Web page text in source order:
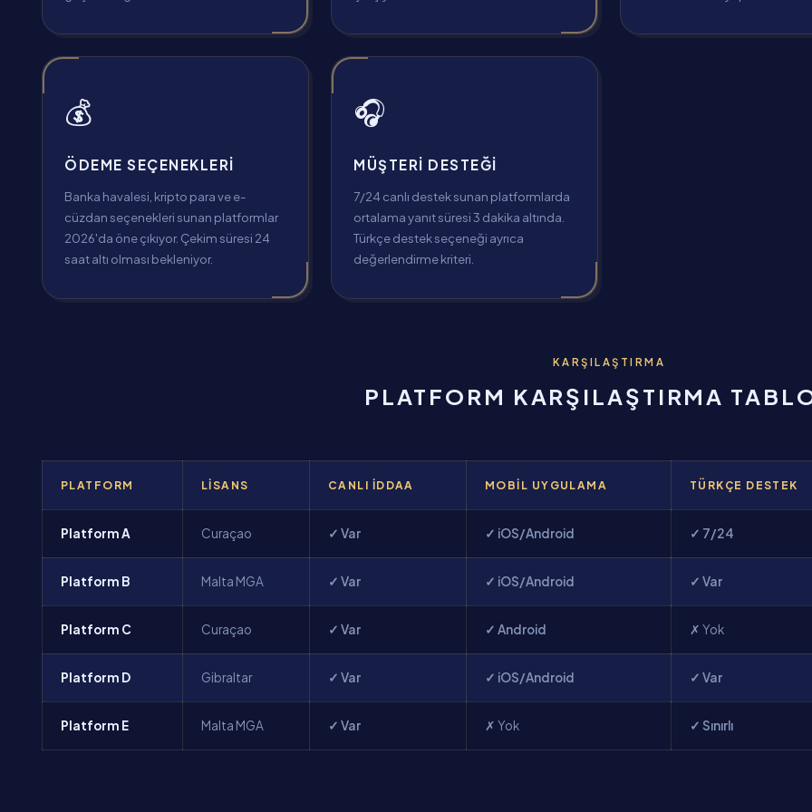
💰
ÖDEME SEÇENEKLERI
Banka havalesi, kripto para ve e-
cüzdan seçenekleri sunan platformlar
2026'da öne çıkıyor. Çekim süresi 24
saat altı olması bekleniyor.
🎧
MÜŞTERI DESTEĞI
7/24 canlı destek sunan platformlarda
ortalama yanıt süresi 3 dakika altında.
Türkçe destek seçeneği ayrıca
değerlendirme kriteri.
KARŞILAŞTIRMA
PLATFORM KARŞILAŞTIRMA
PLATFORM LISANS CANLI İDDAA MOBIL UYGULAMA TÜRKÇE DESTEK
Platform A Curaçao ✓ Var ✓ iOS/Android ✓ 7/24
Platform B Malta MGA ✓ Var ✓ iOS/Android ✓ Var
Platform C Curaçao ✓ Var ✓ Android ✗ Yok
Platform D Gibraltar ✓ Var ✓ iOS/Android ✓ Var
Platform E Malta MGA ✓ Var ✗ Yok ✓ Sınırlı